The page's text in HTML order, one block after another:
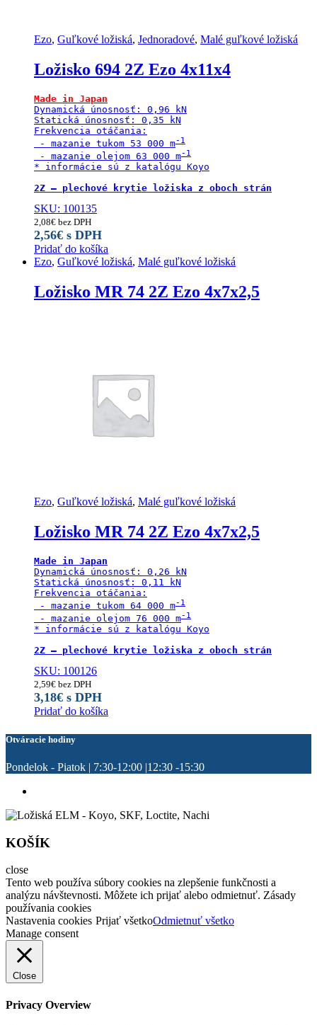
Ezo, Guľkové ložiská, Jednoradové, Malé guľkové ložiská
Ložisko 694 2Z Ezo 4x11x4
Made in Japan
Dynamická únosnosť: 0,96 kN
Statická únosnosť: 0,35 kN
Frekvencia otáčania:
- mazanie tukom 53 000 m
- mazanie olejom 63 000 m
* informácie sú z katalógu Koyo
SKU: 100135
2,08€ bez DPH
2,56€ s DPH
Pridať do košíka
Ezo, Guľkové ložiská, Malé guľkové ložiská
Ložisko MR 74 2Z Ezo 4x7x2,5
Ezo, Guľkové ložiská, Malé guľkové ložiská
Ložisko MR 74 2Z Ezo 4x7x2,5
Made in Japan
Dynamická únosnosť: 0,26 kN
Statická únosnosť: 0,11 kN
Frekvencia otáčania:
- mazanie tukom 64 000 m
- mazanie olejom 76 000 m
* informácie sú z katalógu Koyo
SKU: 100126
2,59€ bez DPH
3,18€ s DPH
Pridať do košíka
Otváracie hodiny
Pondelok - Piatok | 7:30-12:00 |12:30 -15:30
KOŠÍK
close
Tento web používa súbory cookies na zlepšenie funkčnosti a
analýzu návštevnosti. Môžete ich prijať alebo odmietnuť. Zásady
používania cookies
Nastavenia cookies Prijať všetkoOdmietnuť všetko
Manage consent
Close
Privacy Overview